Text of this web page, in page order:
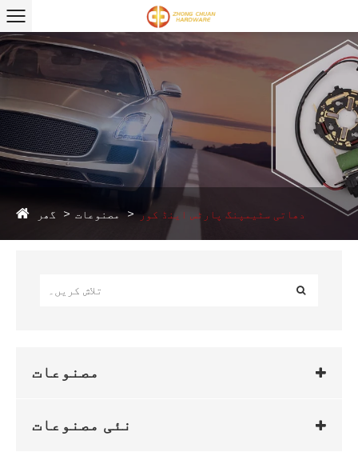
گھر مصنوعات دھاتی سٹیمپنگ پارٹس اینڈ کور
مصنوعات
نئی مصنوعات